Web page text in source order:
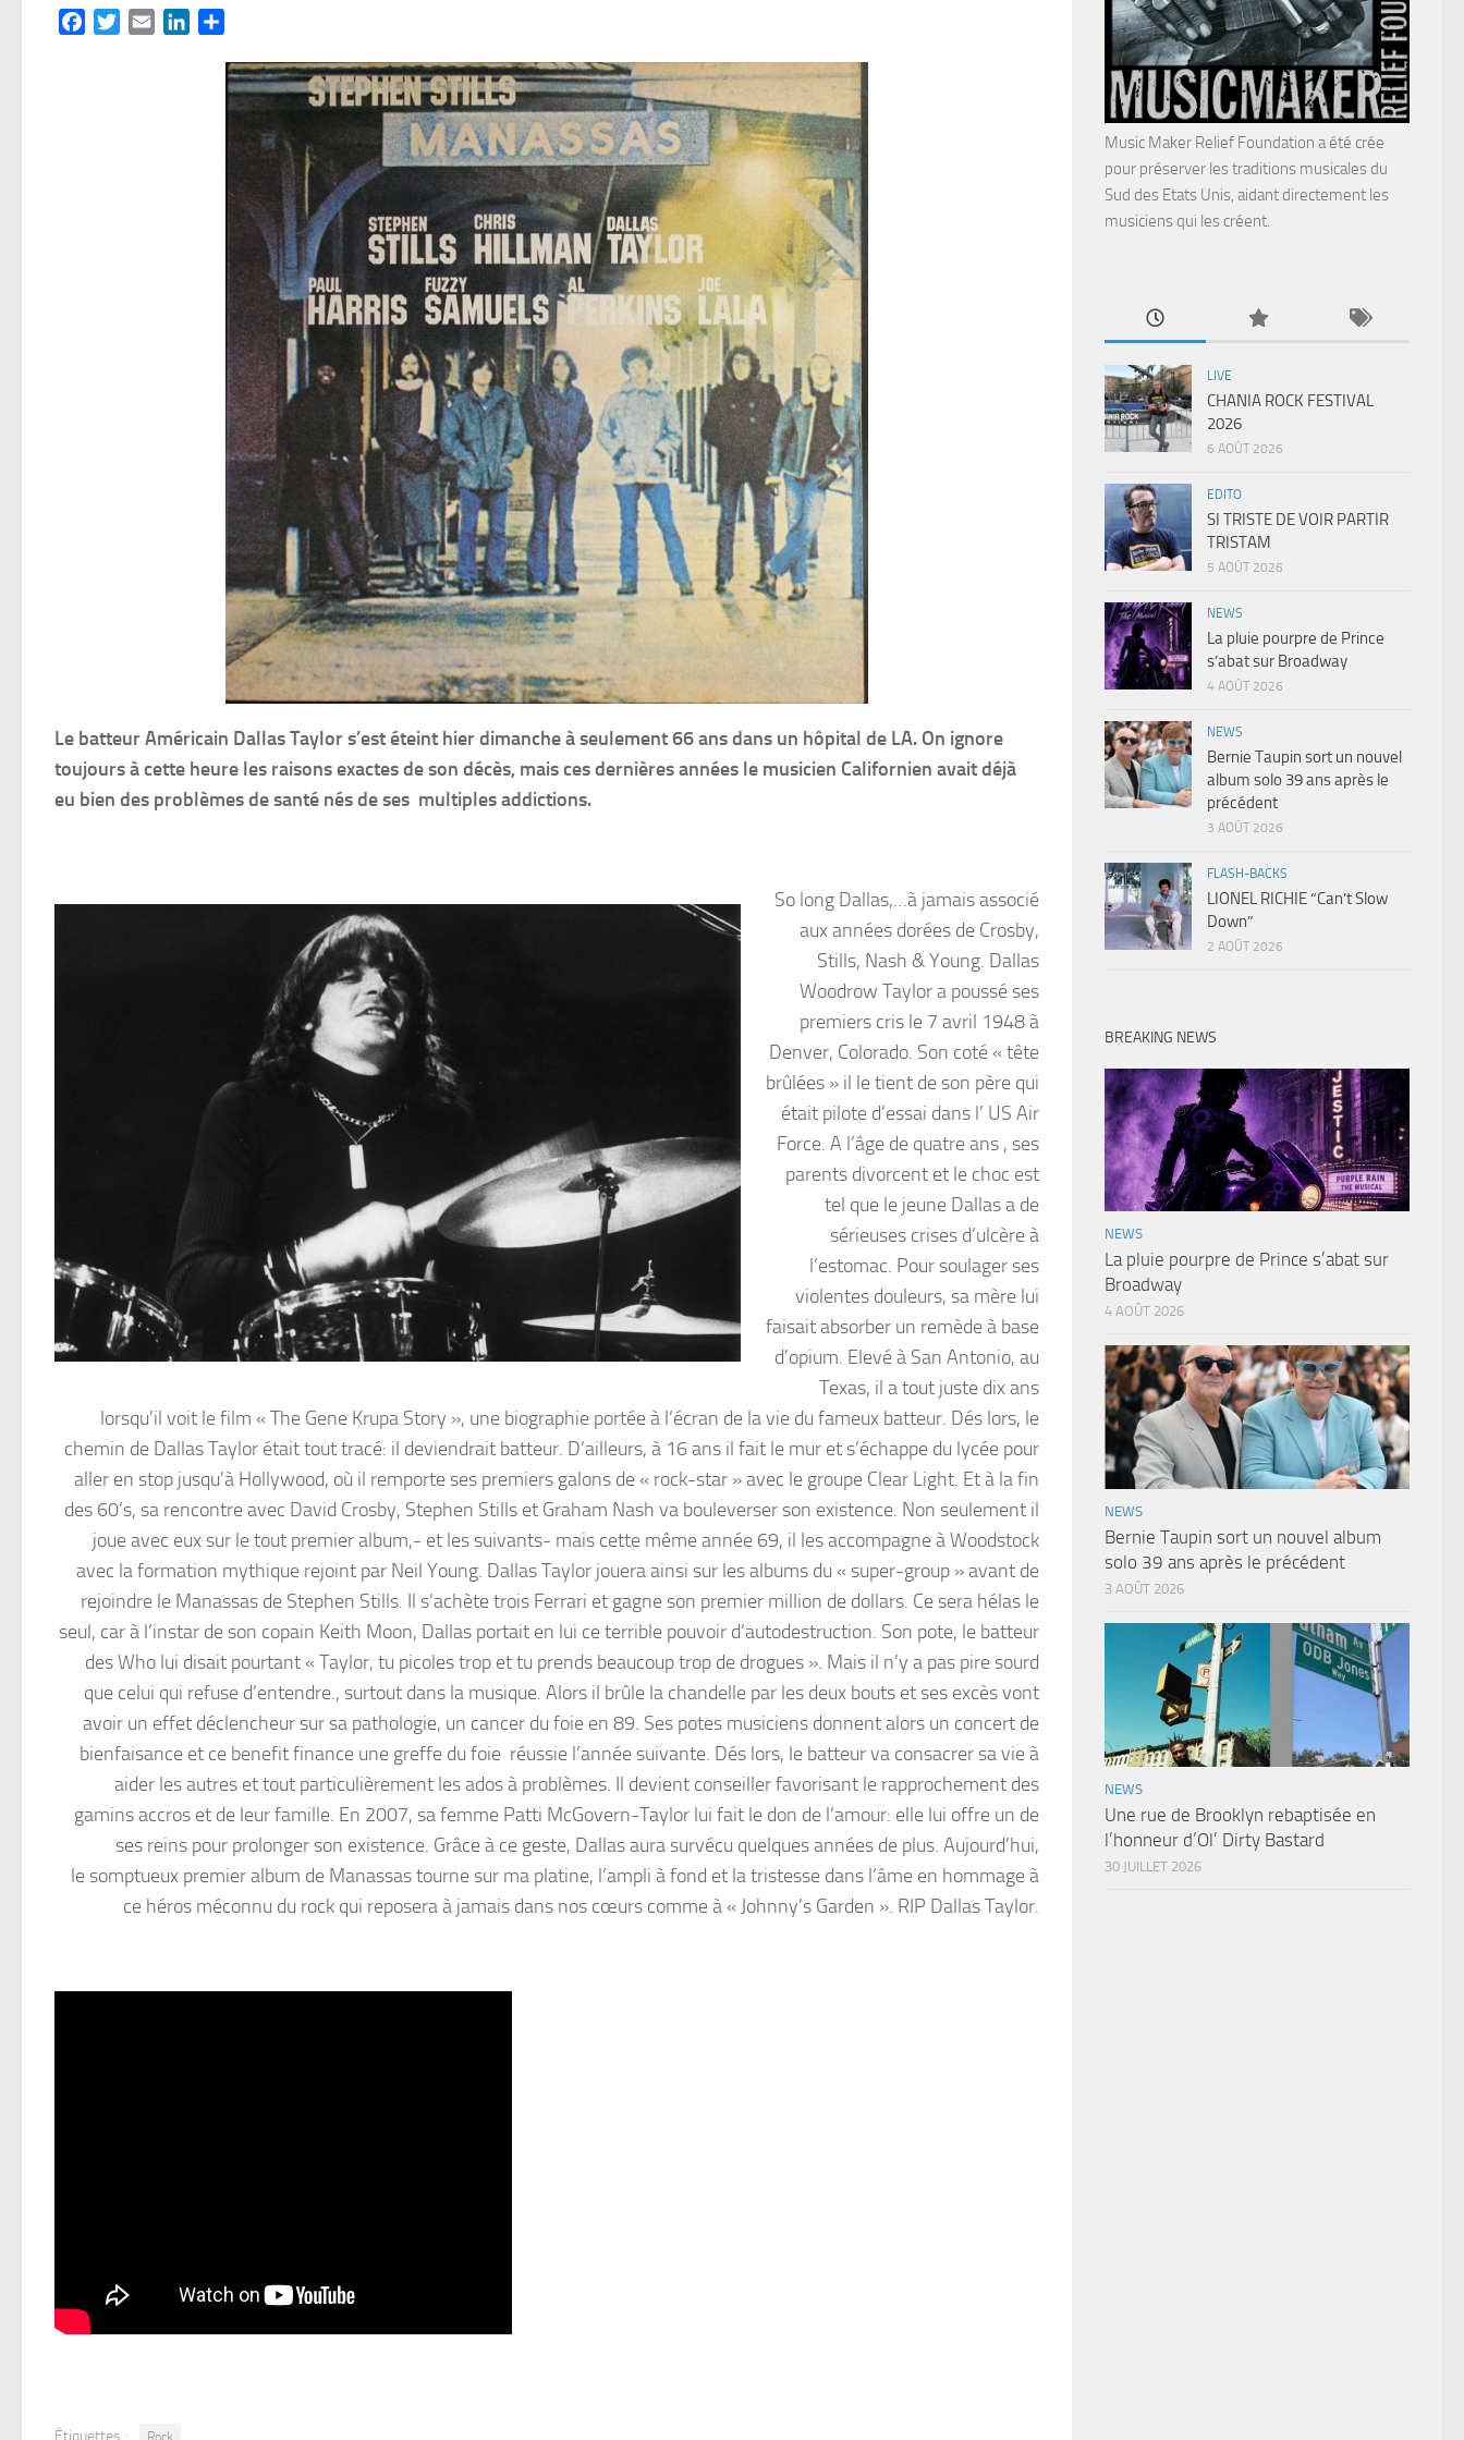
FacebookTwitterEmail LinkedIn
Le batteur Américain Dallas Taylor s’est éteint hier dimanche à seulement 66 ans dans un hôpital de LA. On ignore
toujours à cette heure les raisons exactes de son décès, mais ces dernières années le musicien Californien avait déjà
eu bien des problèmes de santé nés de ses multiples addictions.
So long Dallas,…à jamais associé
aux années dorées de Crosby,
Stills, Nash & Young. Dallas
Woodrow Taylor a poussé ses
premiers cris le 7 avril 1948 à
Denver, Colorado. Son coté « tête
brûlées » il le tient de son père qui
était pilote d’essai dans l’ US Air
Force. A l’âge de quatre ans , ses
parents divorcent et le choc est
tel que le jeune Dallas a de
sérieuses crises d’ulcère à
l’estomac. Pour soulager ses
violentes douleurs, sa mère lui
faisait absorber un remède à base
d’opium. Elevé à San Antonio, au
Texas, il a tout juste dix ans
lorsqu’il voit le film « The Gene Krupa Story », une biographie portée à l’écran de la vie du fameux batteur. Dés lors, le
chemin de Dallas Taylor était tout tracé: il deviendrait batteur. D’ailleurs, à 16 ans il fait le mur et s’échappe du lycée pour
aller en stop jusqu’à Hollywood, où il remporte ses premiers galons de « rock-star » avec le groupe Clear Light. Et à la fin
des 60’s, sa rencontre avec David Crosby, Stephen Stills et Graham Nash va bouleverser son existence. Non seulement il
joue avec eux sur le tout premier album,- et les suivants- mais cette même année 69, il les accompagne à Woodstock
avec la formation mythique rejoint par Neil Young. Dallas Taylor jouera ainsi sur les albums du « super-group » avant de
rejoindre le Manassas de Stephen Stills. Il s’achète trois Ferrari et gagne son premier million de dollars. Ce sera hélas le
seul, car à l’instar de son copain Keith Moon, Dallas portait en lui ce terrible pouvoir d’autodestruction. Son pote, le batteur
des Who lui disait pourtant « Taylor, tu picoles trop et tu prends beaucoup trop de drogues ». Mais il n’y a pas pire sourd
que celui qui refuse d’entendre., surtout dans la musique. Alors il brûle la chandelle par les deux bouts et ses excès vont
avoir un effet déclencheur sur sa pathologie, un cancer du foie en 89. Ses potes musiciens donnent alors un concert de
bienfaisance et ce benefit finance une greffe du foie réussie l’année suivante. Dés lors, le batteur va consacrer sa vie à
aider les autres et tout particulièrement les ados à problèmes. Il devient conseiller favorisant le rapprochement des
gamins accros et de leur famille. En 2007, sa femme Patti McGovern-Taylor lui fait le don de l’amour: elle lui offre un de
ses reins pour prolonger son existence. Grâce à ce geste, Dallas aura survécu quelques années de plus. Aujourd’hui,
le somptueux premier album de Manassas tourne sur ma platine, l’ampli à fond et la tristesse dans l’âme en hommage à
ce héros méconnu du rock qui reposera à jamais dans nos cœurs comme à « Johnny’s Garden ». RIP Dallas Taylor.
Étiquettes : Rock
Music Maker Relief Foundation a été crée
pour préserver les traditions musicales du
Sud des Etats Unis, aidant directement les
musiciens qui les créent.
LIVE
CHANIA ROCK FESTIVAL
2026
6 AOÛT 2026
EDITO
SI TRISTE DE VOIR PARTIR
TRISTAM
5 AOÛT 2026
NEWS
La pluie pourpre de Prince
s’abat sur Broadway
4 AOÛT 2026
NEWS
Bernie Taupin sort un nouvel
album solo 39 ans après le
précédent
3 AOÛT 2026
FLASH-BACKS
LIONEL RICHIE “Can’t Slow
Down”
2 AOÛT 2026
BREAKING NEWS
NEWS
La pluie pourpre de Prince s’abat sur
Broadway
4 AOÛT 2026
NEWS
Bernie Taupin sort un nouvel album
solo 39 ans après le précédent
3 AOÛT 2026
NEWS
Une rue de Brooklyn rebaptisée en
l’honneur d’Ol’ Dirty Bastard
30 JUILLET 2026